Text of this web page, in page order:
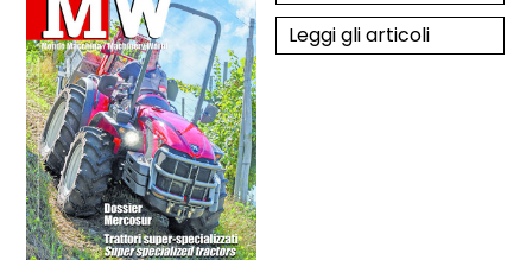
Leggi gli articoli